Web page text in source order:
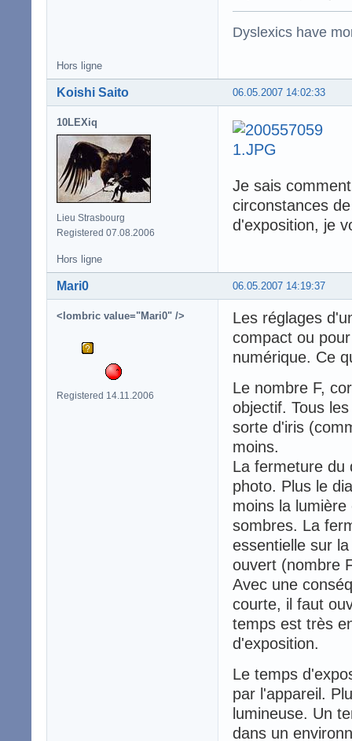
Dyslexics have
Hors ligne
06.05.2007 14:02:33
Koishi Saito
10LEXiq
Lieu Strasbourg
Registered 07.08.2006
Je sais
circonstances
d'exposition, je
Hors ligne
06.05.2007 14:19:37
Mari0
<lombric value="Mari0" />
Registered 14.11.2006
Les réglages
compact ou
numérique. Ce
Le nombre F,
objectif. Tous
sorte d'iris
moins.
La fermeture du
photo. Plus le
moins la
sombres. La
essentielle sur
ouvert (nombre
Avec une
courte, il faut
temps est très
d'exposition.
Le temps
par l'appareil.
lumineuse. Un
dans un